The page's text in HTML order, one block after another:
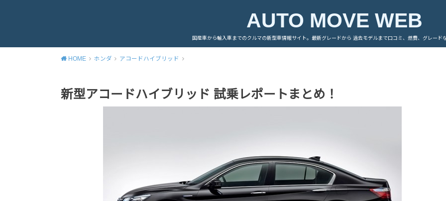
AUTO MOVE WEB
国産車から輸入車までのクルマの新型車情報サイト。最新グレードから 過去モデルまで口コミ、燃費、グレード
HOME ホンダ アコードハイブリッド
新型アコードハイブリッド 試乗レポートまとめ！